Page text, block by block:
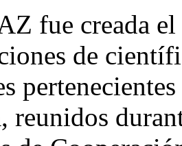
fue creada el
de
reunidos